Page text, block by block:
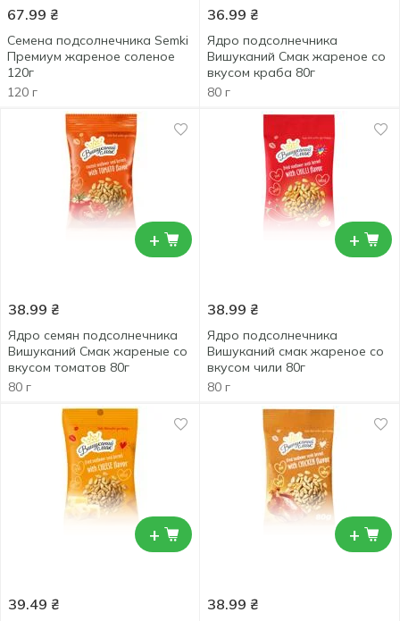
67.99 ₴
Семена подсолнечника Semki
Премиум жареное соленое
120г
120 г
36.99 ₴
Ядро подсолнечника
Вишуканий Смак жареное со
вкусом краба 80г
80 г
+
38.99 ₴
Ядро семян подсолнечника
Вишуканий Смак жареные со
вкусом томатов 80г
80 г
+
38.99 ₴
Ядро подсолнечника
Вишуканий смак жареное со
вкусом чили 80г
80 г
+
39.49 ₴
+
38.99 ₴